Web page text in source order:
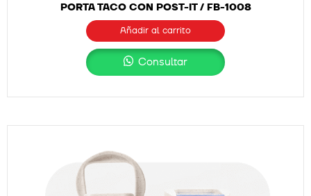
PORTA TACO CON POST-IT / FB-1008
Añadir al carrito
Consultar